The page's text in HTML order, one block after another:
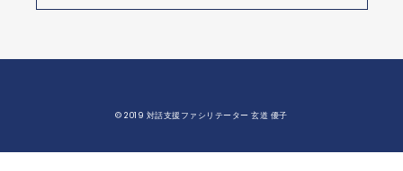
© 2019 対話支援ファシリテーター 玄道 優子